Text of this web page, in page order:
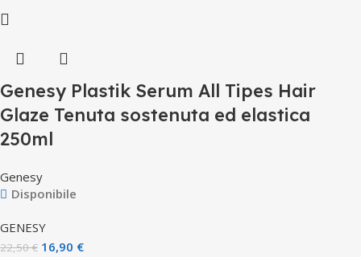
Genesy Plastik Serum All Tipes Hair
Glaze Tenuta sostenuta ed elastica
250ml
Genesy
Disponibile
GENESY
22,50€ 16,90 €